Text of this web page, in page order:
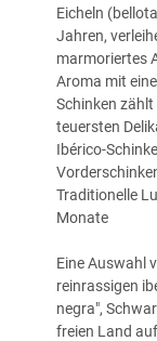
Eicheln
Jahren,
marmoriertes
Aroma mit
Schinken
teuersten
Ibérico-
Traditionelle
Monate
Eine Auswahl
reinrassigen
negra",
freien Land